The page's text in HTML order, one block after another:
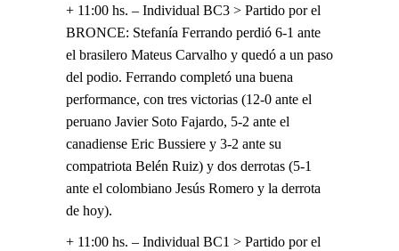
+ 11:00 hs. – Individual BC3 > Partido por el
BRONCE: Stefanía Ferrando perdió 6-1 ante
el brasilero Mateus Carvalho y quedó a un paso
del podio. Ferrando completó una buena
performance, con tres victorias (12-0 ante el
peruano Javier Soto Fajardo, 5-2 ante el
canadiense Eric Bussiere y 3-2 ante su
compatriota Belén Ruiz) y dos derrotas (5-1
ante el colombiano Jesús Romero y la derrota
de hoy).
+ 11:00 hs. – Individual BC1 > Partido por el